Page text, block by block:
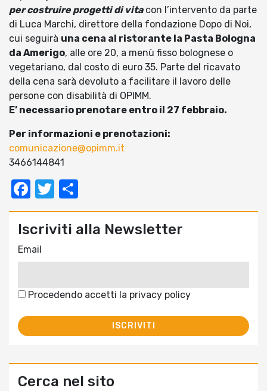
per costruire progetti di vitacon l’intervento da parte
di Luca Marchi, direttore della fondazione Dopo di Noi,
cui seguirà una cena al ristorante la Pasta Bologna
da Amerigo, alle ore 20, a menù fisso bolognese o
vegetariano, dal costo di euro 35. Parte del ricavato
della cena sarà devoluto a facilitare il lavoro delle
persone con disabilità di OPIMM.
E’ necessario prenotare entro il 27 febbraio.
Per informazioni e prenotazioni:
comunicazione@opimm.it
3466144841
Facebook
Twitter
Iscriviti alla Newsletter
Email
Procedendo accetti la privacy policy
Cerca nel sito